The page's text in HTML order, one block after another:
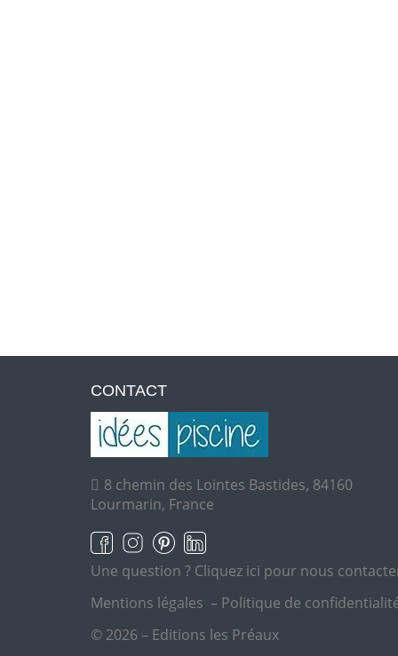
CONTACT
8 chemin des Lointes Bastides, 84160
Lourmarin, France
Une question ? Cliquez ici pour nous
Mentions légales – Politique de
© 2026 – Editions les Préaux